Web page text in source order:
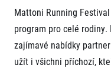
Mattoni Running
program pro celé rodiny.
zajímavé nabídky
užít i všichni příchozí,